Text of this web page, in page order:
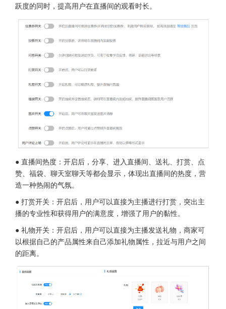
跃度的同时，提高用户在直播间的观看时长。
● 直播间热度：开启后，分享、进入直播间、送礼、打赏、点
赞、福袋、聊天室聊天等都会显示，体现出直播间的热度，营
造一种热闹的气氛。
● 打赏开关：开启后，用户可以直接为主播进行打赏，突出主
播的专业性和获得用户的满意度，增强了用户的黏性。
● 礼物开关：开启后，用户可以直接为主播发送礼物，商家可
以根据自己的产品属性来自己添加礼物属性，拉近与用户之间
的距离。